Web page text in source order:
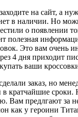
на сайт, а
в наличии. Но
о появлении
полезная
Это вам очень
4 дня приходит
ваши
заказ, но
в кратчайшие
Вам предлгают за
как у героини